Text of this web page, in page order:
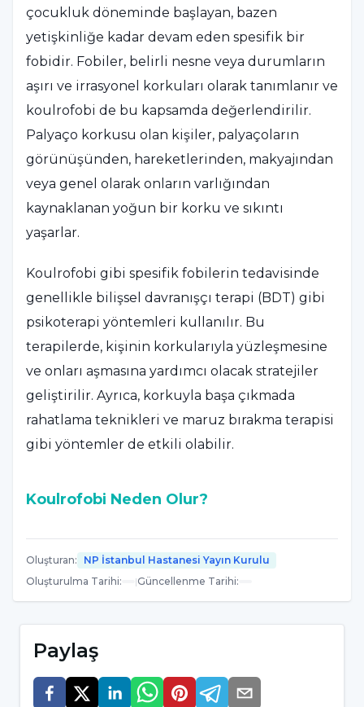
çocukluk döneminde başlayan, bazen
yetişkinliğe kadar devam eden spesifik bir
fobidir. Fobiler, belirli nesne veya durumların
aşırı ve irrasyonel korkuları olarak tanımlanır ve
koulrofobi de bu kapsamda değerlendirilir.
Palyaço korkusu olan kişiler, palyaçoların
görünüşünden, hareketlerinden, makyajından
veya genel olarak onların varlığından
kaynaklanan yoğun bir korku ve sıkıntı
yaşarlar.
Koulrofobi gibi spesifik fobilerin tedavisinde
genellikle bilişsel davranışçı terapi (BDT) gibi
psikoterapi yöntemleri kullanılır. Bu
terapilerde, kişinin korkularıyla yüzleşmesine
ve onları aşmasına yardımcı olacak stratejiler
geliştirilir. Ayrıca, korkuyla başa çıkmada
rahatlama teknikleri ve maruz bırakma terapisi
gibi yöntemler de etkili olabilir.
Koulrofobi Neden Olur?
Koulrofobi, yani palyaço korkusu, bir dizi
faktörden kaynaklanabilir ve bu faktörlerin
birleşimi, bireyin palyaçolara karşı yoğun bir
nedenler şunlardır:
Olumsuz Deneyimler:Bireyin geçmişte
Oluşturan:
NP İstanbul Hastanesi Yayın Kurulu
Oluşturulma Tarihi: |Güncellenme Tarihi:
Paylaş